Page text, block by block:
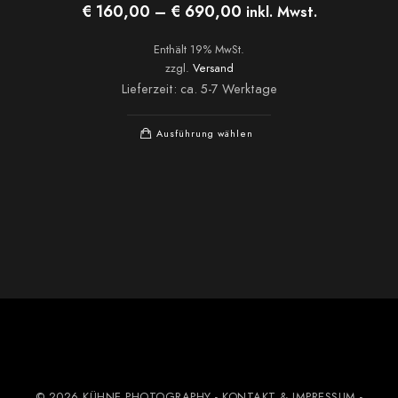
€ 160,00 – € 690,00Preisspanne:
bis
inkl. Mwst.
Enthält 19% MwSt.
zzgl. Versand
Lieferzeit: ca. 5-7 Werktage
Ausführung wählen
Produktseite